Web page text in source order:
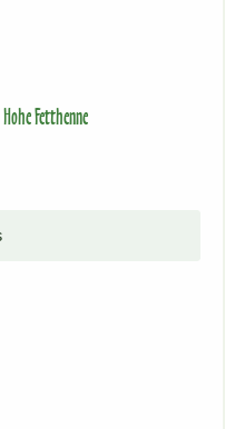
Fetthenne